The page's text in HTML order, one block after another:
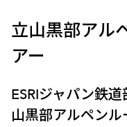
立山黒部アル
アー
ESRIジャパン鉄
山黒部アルペン